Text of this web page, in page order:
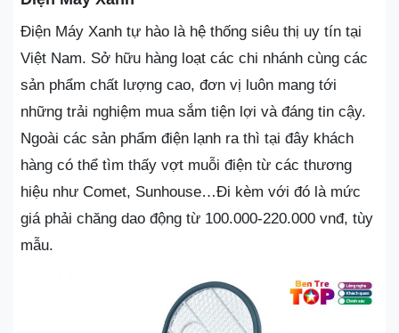
Điện Máy Xanh tự hào là hệ thống siêu thị uy tín tại
Việt Nam. Sở hữu hàng loạt các chi nhánh cùng các
sản phẩm chất lượng cao, đơn vị luôn mang tới
những trải nghiệm mua sắm tiện lợi và đáng tin cậy.
Ngoài các sản phẩm điện lạnh ra thì tại đây khách
hàng có thể tìm thấy vợt muỗi điện từ các thương
hiệu như Comet, Sunhouse…Đi kèm với đó là mức
giá phải chăng dao động từ 100.000-220.000 vnđ, tùy
mẫu.